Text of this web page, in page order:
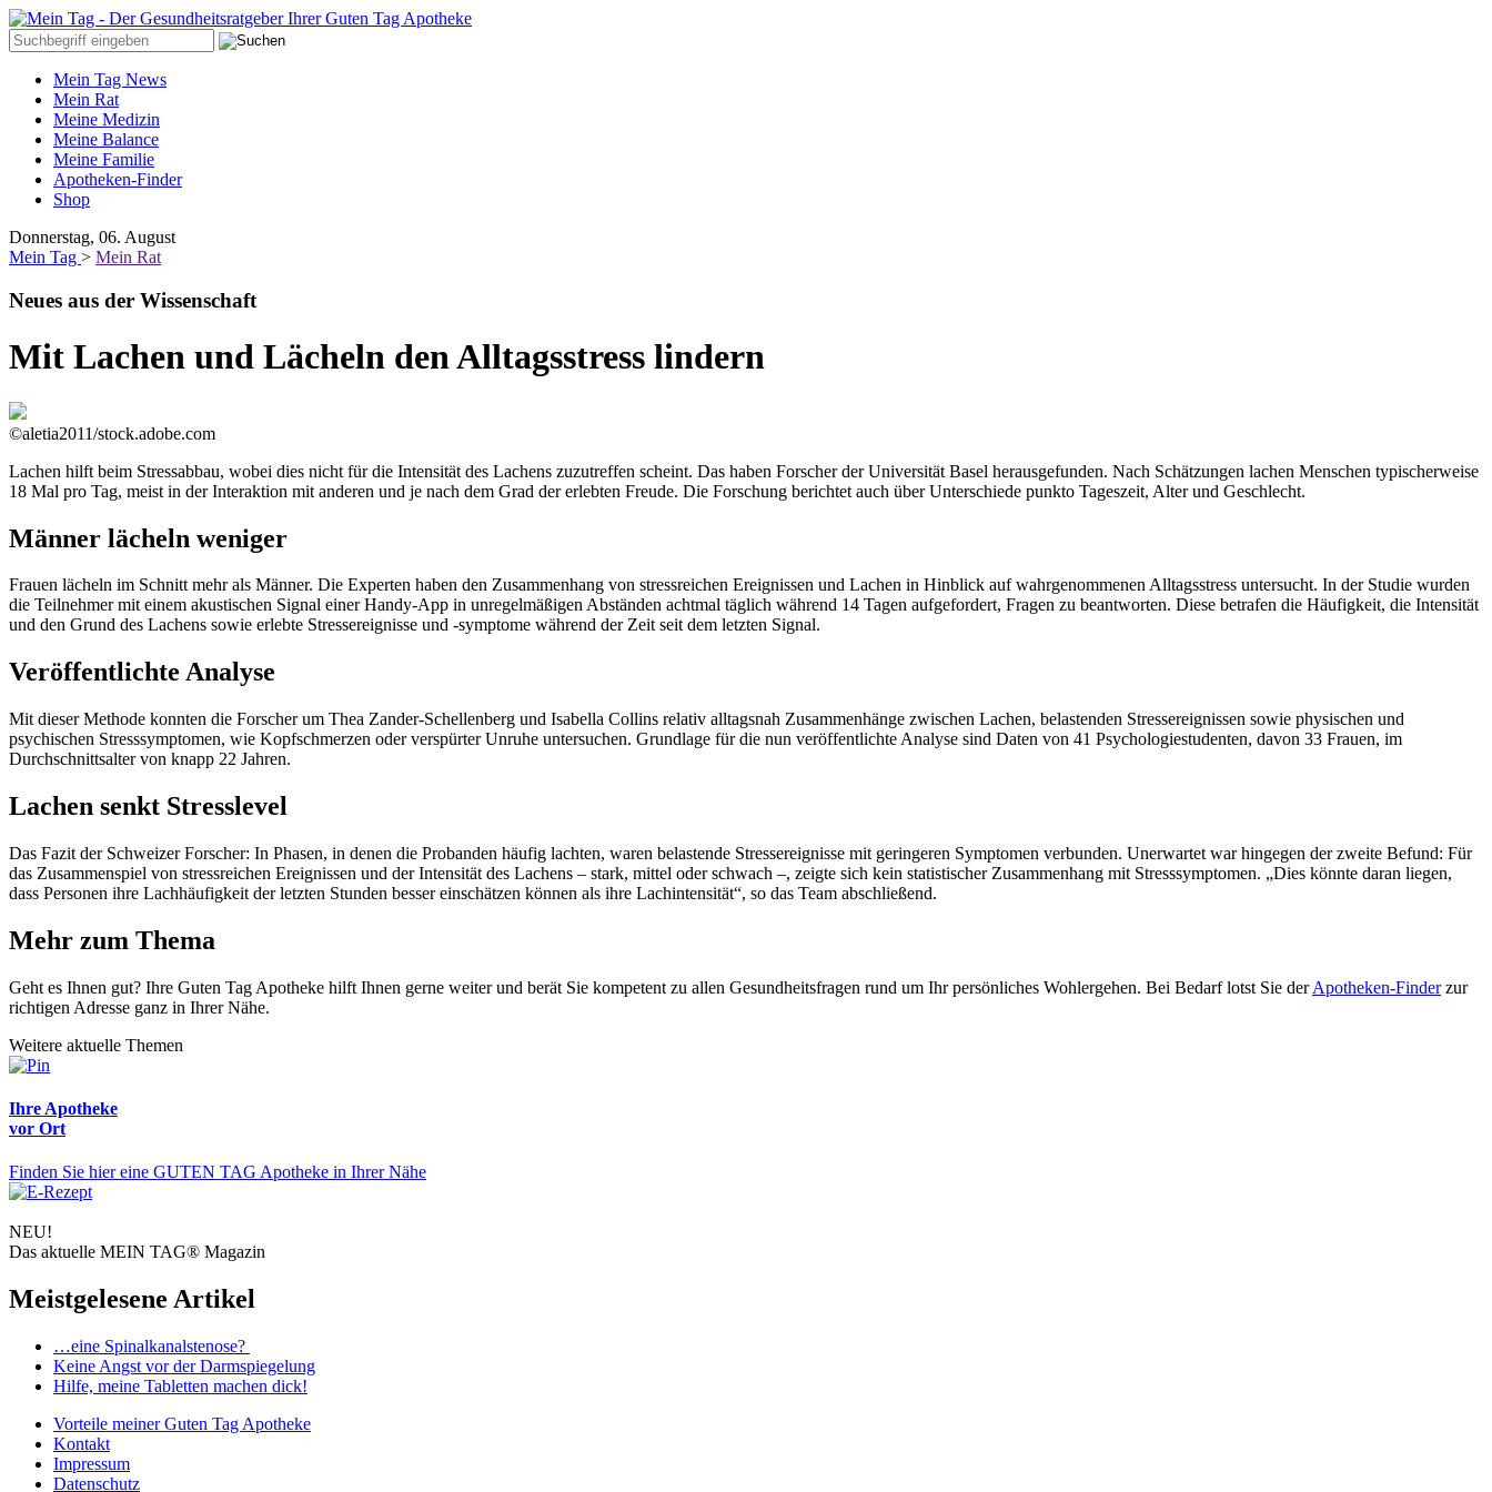
Mein Tag News
Mein Rat
Meine Medizin
Meine Balance
Meine Familie
Apotheken-Finder
Shop
Donnerstag, 06. August
Mein Tag > Mein Rat
Neues aus der Wissenschaft
Mit Lachen und Lächeln den Alltagsstress lindern
©aletia2011/stock.adobe.com
Lachen hilft beim Stressabbau, wobei dies nicht für die Intensität des Lachens zuzutreffen scheint. Das haben Forscher der Universität Basel herausgefunden. Nach Schätzungen lachen Menschen typischerweise
18 Mal pro Tag, meist in der Interaktion mit anderen und je nach dem Grad der erlebten Freude. Die Forschung berichtet auch über Unterschiede punkto Tageszeit, Alter und Geschlecht.
Männer lächeln weniger
Frauen lächeln im Schnitt mehr als Männer. Die Experten haben den Zusammenhang von stressreichen Ereignissen und Lachen in Hinblick auf wahrgenommenen Alltagsstress untersucht. In der Studie wurden
die Teilnehmer mit einem akustischen Signal einer Handy-App in unregelmäßigen Abständen achtmal täglich während 14 Tagen aufgefordert, Fragen zu beantworten. Diese betrafen die Häufigkeit, die Intensität
und den Grund des Lachens sowie erlebte Stressereignisse und -symptome während der Zeit seit dem letzten Signal.
Veröffentlichte Analyse
Mit dieser Methode konnten die Forscher um Thea Zander-Schellenberg und Isabella Collins relativ alltagsnah Zusammenhänge zwischen Lachen, belastenden Stressereignissen sowie physischen und
psychischen Stresssymptomen, wie Kopfschmerzen oder verspürter Unruhe untersuchen. Grundlage für die nun veröffentlichte Analyse sind Daten von 41 Psychologiestudenten, davon 33 Frauen, im
Durchschnittsalter von knapp 22 Jahren.
Lachen senkt Stresslevel
Das Fazit der Schweizer Forscher: In Phasen, in denen die Probanden häufig lachten, waren belastende Stressereignisse mit geringeren Symptomen verbunden. Unerwartet war hingegen der zweite Befund: Für
das Zusammenspiel von stressreichen Ereignissen und der Intensität des Lachens – stark, mittel oder schwach –, zeigte sich kein statistischer Zusammenhang mit Stresssymptomen. „Dies könnte daran liegen,
dass Personen ihre Lachhäufigkeit der letzten Stunden besser einschätzen können als ihre Lachintensität“, so das Team abschließend.
Mehr zum Thema
Geht es Ihnen gut? Ihre Guten Tag Apotheke hilft Ihnen gerne weiter und berät Sie kompetent zu allen Gesundheitsfragen rund um Ihr persönliches Wohlergehen. Bei Bedarf lotst Sie derApotheken-Finderzur
richtigen Adresse ganz in Ihrer Nähe.
Weitere aktuelle Themen
Ihre Apotheke
vor Ort
Finden Sie hier eine GUTEN TAG Apotheke in Ihrer Nähe
NEU!
Das aktuelle MEIN TAG® Magazin
Meistgelesene Artikel
…eine Spinalkanalstenose?
Keine Angst vor der Darmspiegelung
Hilfe, meine Tabletten machen dick!
Vorteile meiner Guten Tag Apotheke
Kontakt
Impressum
Datenschutz